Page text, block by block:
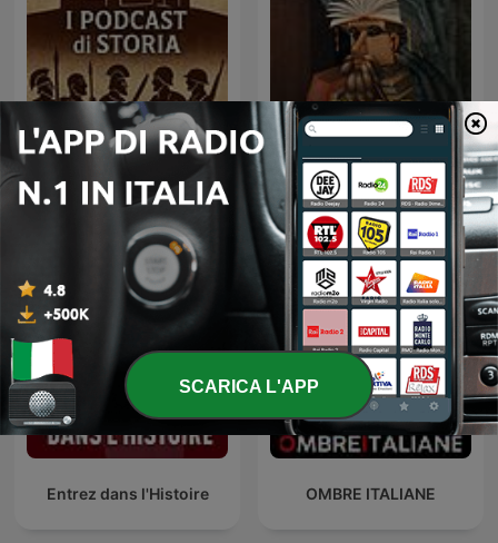
I Podcast di Storia Pillole di Storia
Entrez dans l'Histoire OMBRE ITALIANE
SCARICA L'APP